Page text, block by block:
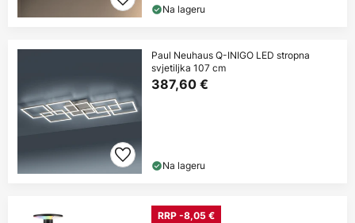
Na lageru
Paul Neuhaus Q-INIGO LED stropna
svjetiljka 107 cm
387,60 €
Na lageru
RRP -8,05 €